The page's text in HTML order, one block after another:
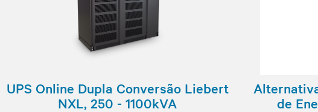
UPS Online Dupla Conversão Liebert
NXL, 250 - 1100kVA
de